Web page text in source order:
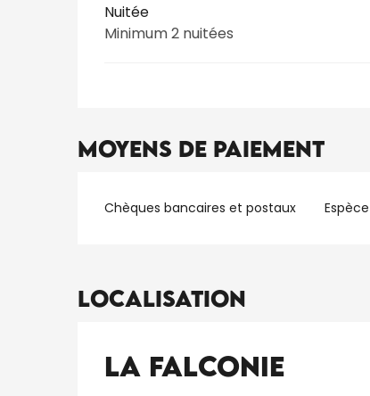
Nuitée
Minimum 2 nuitées
Moyens de paiement
Chèques bancaires et postaux Espèce
Localisation
La Falconie